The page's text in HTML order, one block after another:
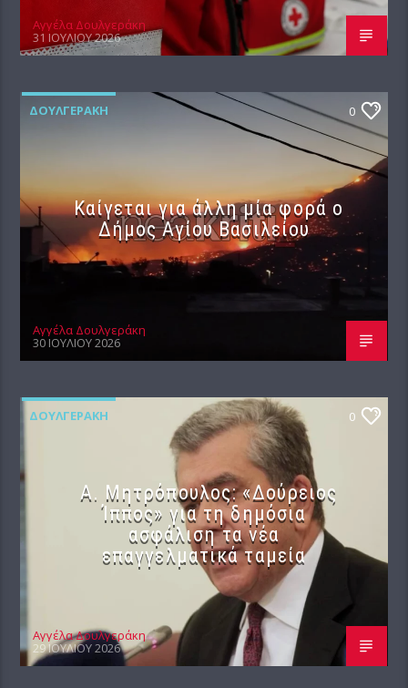
Αγγέλα Δουλγεράκη
31 ΙΟΥΛΊΟΥ 2026
ΔΟΥΛΓΕΡΆΚΗ 0
Καίγεται για άλλη μία φορά ο
Δήμος Αγίου Βασιλείου
Αγγέλα Δουλγεράκη
30 ΙΟΥΛΊΟΥ 2026
ΔΟΥΛΓΕΡΆΚΗ 0
Α. Μητρόπουλος: «Δούρειος
Ίππος» για τη δημόσια
ασφάλιση τα νέα
επαγγελματικά ταμεία
Αγγέλα Δουλγεράκη
29 ΙΟΥΛΊΟΥ 2026